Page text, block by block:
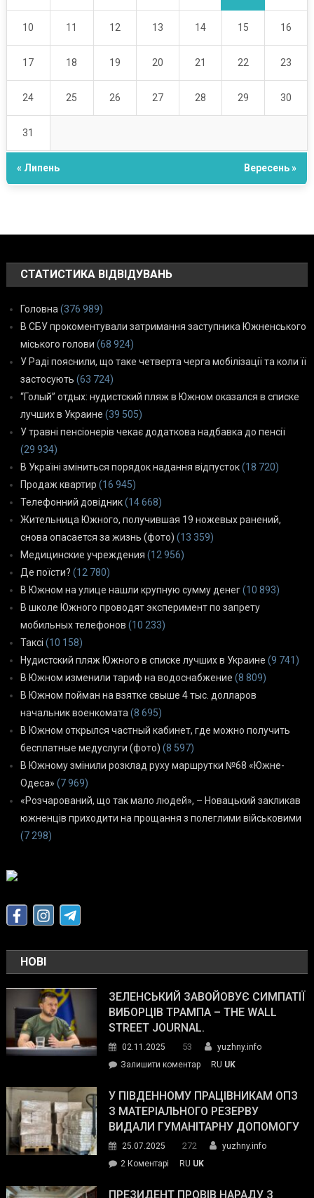
10 11 12 13 14 15 16
17 18 19 20 21 22 23
24 25 26 27 28 29 30
31
« Липень Вересень »
СТАТИСТИКА ВІДВІДУВАНЬ
Головна(376 989)
В СБУ прокоментували затримання заступника Южненського
міського голови (68 924)
У Раді пояснили, що таке четверта черга мобілізації та коли її
застосують (63 724)
“Голый” отдых: нудистский пляж в Южном оказался в списке
лучших в Украине (39 505)
У травні пенсіонерів чекає додаткова надбавка до пенсії
(29 934)
В Україні зміниться порядок надання відпусток(18 720)
Продаж квартир (16 945)
Телефонний довідник(14 668)
Жительница Южного, получившая 19 ножевых ранений,
снова опасается за жизнь (фото) (13 359)
Медицинские учреждения (12 956)
Де поїсти? (12 780)
В Южном на улице нашли крупную сумму денег(10 893)
В школе Южного проводят эксперимент по запрету
мобильных телефонов (10 233)
Таксі (10 158)
Нудистский пляж Южного в списке лучших в Украине (9 741)
В Южном изменили тариф на водоснабжение (8 809)
В Южном пойман на взятке свыше 4 тыс. долларов
начальник военкомата(8 695)
В Южном открылся частный кабинет, где можно получить
бесплатные медуслуги (фото) (8 597)
В Южному змінили розклад руху маршрутки №68 «Южне-
Одеса» (7 969)
«Розчарований, що так мало людей», – Новацький закликав
южненців приходити на прощання з полеглими військовими
(7 298)
НОВІ
ЗЕЛЕНСЬКИЙ ЗАВОЙОВУЄ СИМПАТІЇ
ВИБОРЦІВ ТРАМПА – THE WALL
STREET JOURNAL.
02.11.2025 53
yuzhny.info
Залишити коментарon
завойовує
симпатії
виборців
The
RU UK
У ПІВДЕННОМУ ПРАЦІВНИКАМ ОПЗ
З МАТЕРІАЛЬНОГО РЕЗЕРВУ
ВИДАЛИ ГУМАНІТАРНУ ДОПОМОГУ
25.07.2025 272
yuzhny.info
2 Коментарі
Південному
RU UK
ПРЕЗИДЕНТ ПРОВІВ НАРАДУ З